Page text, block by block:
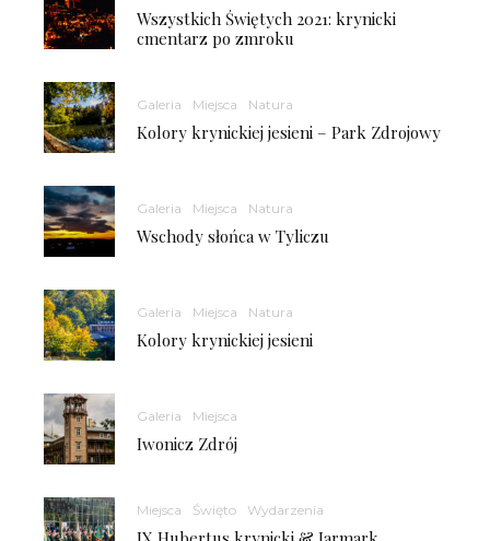
Wszystkich Świętych 2021: krynicki
cmentarz po zmroku
Galeria Miejsca Natura
Kolory krynickiej jesieni – Park Zdrojowy
Galeria Miejsca Natura
Wschody słońca w Tyliczu
Galeria Miejsca Natura
Kolory krynickiej jesieni
Galeria Miejsca
Iwonicz Zdrój
Miejsca Święto Wydarzenia